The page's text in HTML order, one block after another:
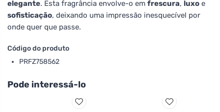
elegante. Esta fragrância envolve-o em frescura, luxo e
sofisticação, deixando uma impressão inesquecível por
onde quer que passe.
Código do produto
PRFZ758562
Pode interessá-lo